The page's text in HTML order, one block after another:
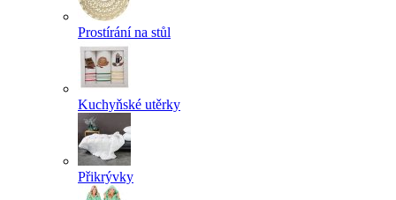
Prostírání na stůl
Kuchyňské utěrky
Přikrývky